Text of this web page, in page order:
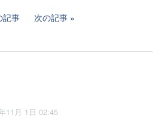
記事 次の記事
11月 1日 02:45